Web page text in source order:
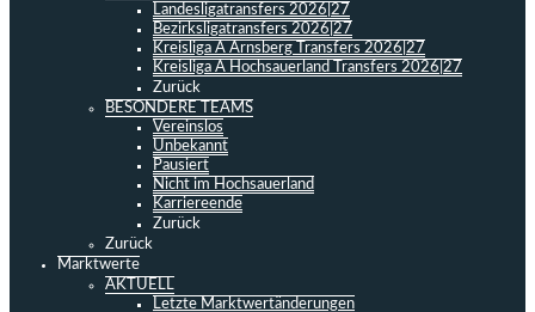
Landesligatransfers 2026|27
Bezirksligatransfers 2026|27
Kreisliga A Arnsberg Transfers 2026|27
Kreisliga A Hochsauerland Transfers 2026|27
Zurück
BESONDERE TEAMS
Vereinslos
Unbekannt
Pausiert
Nicht im Hochsauerland
Karriereende
Zurück
Zurück
Marktwerte
AKTUELL
Letzte Marktwertänderungen